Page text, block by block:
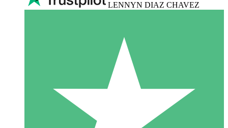
LENNYN DIAZ CHAVEZ